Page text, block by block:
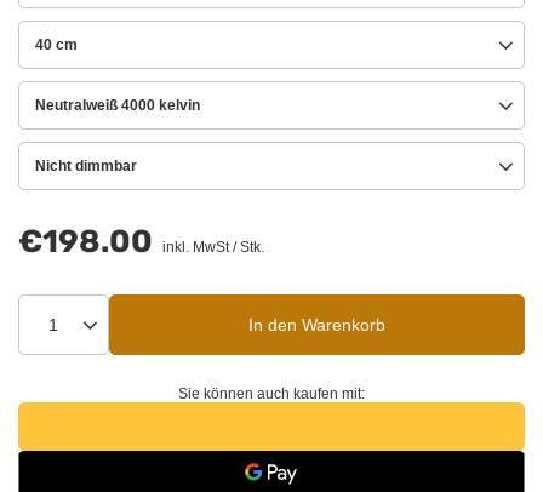
40 cm
Neutralweiß 4000 kelvin
Nicht dimmbar
€198.00 inkl. MwSt/Stk.
In den Warenkorb
Sie können auch kaufen mit: